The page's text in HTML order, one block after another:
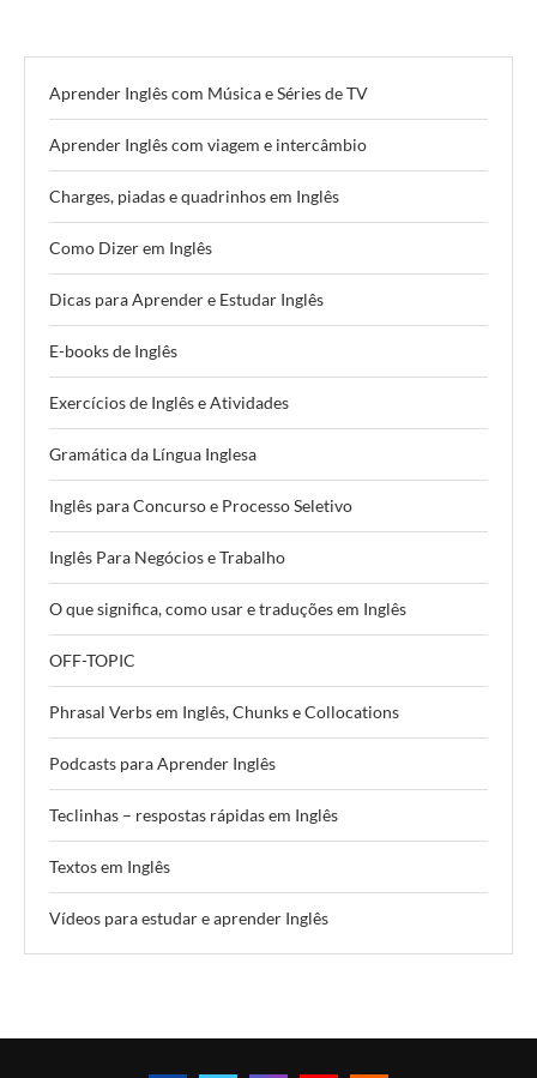
Aprender Inglês com Música e Séries de TV
Aprender Inglês com viagem e intercâmbio
Charges, piadas e quadrinhos em Inglês
Como Dizer em Inglês
Dicas para Aprender e Estudar Inglês
E-books de Inglês
Exercícios de Inglês e Atividades
Gramática da Língua Inglesa
Inglês para Concurso e Processo Seletivo
Inglês Para Negócios e Trabalho
O que significa, como usar e traduções em Inglês
OFF-TOPIC
Phrasal Verbs em Inglês, Chunks e Collocations
Podcasts para Aprender Inglês
Teclinhas – respostas rápidas em Inglês
Textos em Inglês
Vídeos para estudar e aprender Inglês